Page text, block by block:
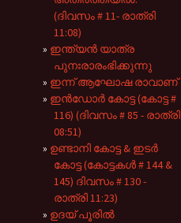
(ദിവസം # 11- രാത്രി
11:08)
ഇന്ത്യൻ യാത്ര
പുനഃരാരംഭിക്കുന്നു
ഇന്ന് ആഘോഷ രാവാണ്
ഇൻഡോർ കോട്ട (കോട്ട #
116) (ദിവസം # 85 - രാത്രി
08:51)
ഉണ്ടാനി കോട്ട & ഇടർ
കോട്ട (കോട്ടകൾ # 144 &
145) ദിവസം # 130 -
രാത്രി 11:23)
ഉദയ് പൂരിൽ